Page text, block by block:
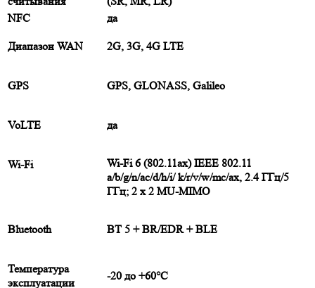
NFC
да
Диапазон WAN 2G, 3G, 4G LTE
GPS GPS, GLONASS, Galileo
VoLTE да
Wi-Fi
Wi-Fi 6 (802.11ax) IEEE 802.11
a/b/g/n/ac/d/h/i/ k/r/v/w/mc/ax, 2.4 ГГц/5
ГГц; 2 x 2 MU-MIMO
Bluetooth ВТ 5 + BR/EDR + BLE
Температура
эксплуатации
-20 до +60°C